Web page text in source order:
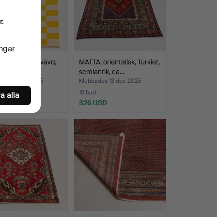
Kelim, handvävd,
18 dec 2025
MATTA, orientalisk, Turkiet,
semiantik, ca…
Klubbades 13 dec 2025
15 bud
326 USD
alla